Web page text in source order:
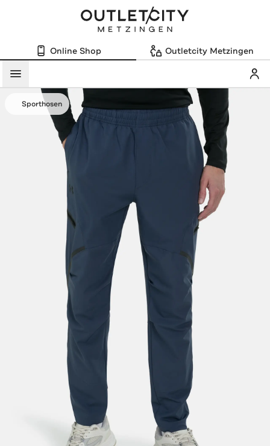
Online Shop Outletcity Metzingen
Menü
Sporthosen